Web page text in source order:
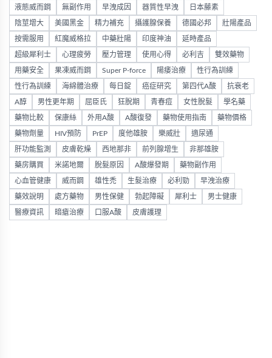
液態威而鋼 無副作用 早洩成因 器質性早洩 日本藤素
陰莖增大 美國黑金 精力補充 攝護腺保養 德國必邦 壯陽產品
按需服用 紅魔威格拉 中藥壯陽 印度神油 延時產品
超級犀利士 心理疲勞 壓力管理 使用心得 必利吉 雙效藥物
用藥安全 果凍威而鋼 Super P-force 陽痿治療 性行為訓練
性行為訓練 海綿體治療 每日錠 癌症研究 第四代A酸 抗衰老
A醇 男性更年期 屈臣氏 狂脫期 青春痘 女性脫髮 學名藥
藥物比較 保康絲 外用A酸 A酸復發 藥物使用指南 藥物價格
藥物劑量 HIV預防 PrEP 度他雄胺 樂威壯 適尿通
肝功能監測 皮膚乾燥 西地那非 前列腺增生 非那雄胺
藥房購買 米諾地爾 脫髮原因 A酸爆發期 藥物副作用
心血管健康 威而鋼 雄性禿 生髮治療 必利勁 早洩治療
藥效說明 處方藥物 男性保健 勃起障礙 犀利士 男士健康
醫療資訊 暗瘡治療 口服A酸 皮膚護理